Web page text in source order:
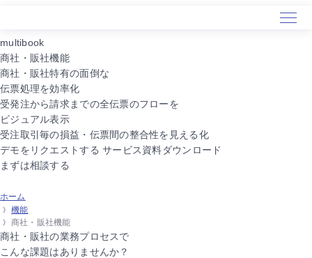
Home
Service
About Us
multibook
商社・販社機能
商社・販社特有の面倒な
伝票処理を効率化
受発注から請求までの全伝票のフローを
ビジュアル表示
受注取引毎の損益・伝票間の整合性を見える化
デモをリクエストする サービス資料ダウンロード
まずは相談する
ホーム
機能
商社・販社機能
商社・販社の業務プロセスで
こんな課題はありませんか？